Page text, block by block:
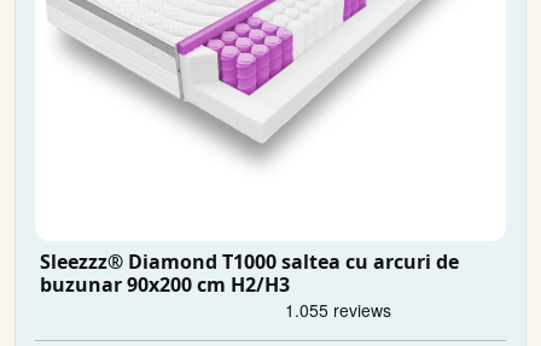
Sleezzz® Diamond T1000 saltea cu arcuri de
buzunar 90x200 cm H2/H3